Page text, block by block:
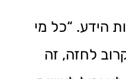
הידע. “כל מי
לחזה, זה